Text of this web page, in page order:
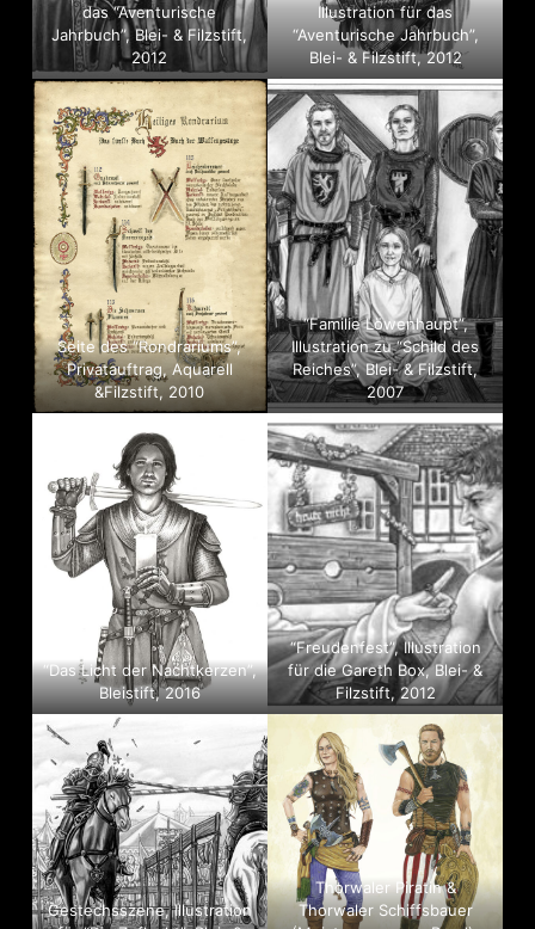
das “Aventurische
Jahrbuch”, Blei- & Filzstift,
2012
Illustration für das
“Aventurische Jahrbuch”,
Blei- & Filzstift, 2012
Seite des “Rondrariums”,
Privatauftrag, Aquarell
&Filzstift, 2010
“Familie Löwenhaupt”,
Illustration zu “Schild des
Reiches”, Blei- & Filzstift,
2007
“Das Licht der Nachtkerzen”,
Bleistift, 2016
“Freudenfest”, Illustration
für die Gareth Box, Blei- &
Filzstift, 2012
Gestechsszene, Illustration
Thorwaler Piratin &
Thorwaler Schiffsbauer